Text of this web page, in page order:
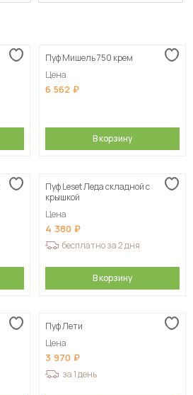
Пуф Мишель 750 крем
Цена
6 562
В корзину
Пуф Leset Леда складной с
крышкой
Цена
4 380
бесплатно за 2 дня
В корзину
Пуф Лети
Цена
3 970
за 1 день